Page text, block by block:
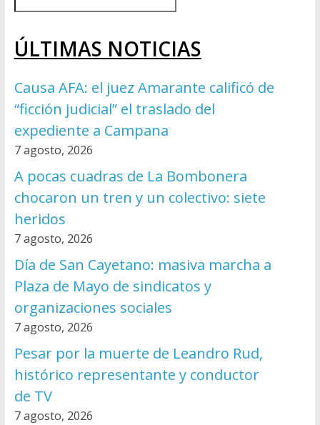
ÚLTIMAS NOTICIAS
Causa AFA: el juez Amarante calificó de
“ficción judicial” el traslado del
expediente a Campana
7 agosto, 2026
A pocas cuadras de La Bombonera
chocaron un tren y un colectivo: siete
heridos
7 agosto, 2026
Día de San Cayetano: masiva marcha a
Plaza de Mayo de sindicatos y
organizaciones sociales
7 agosto, 2026
Pesar por la muerte de Leandro Rud,
histórico representante y conductor
de TV
7 agosto, 2026